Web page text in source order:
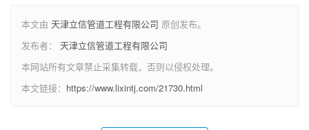
本文由 天津立信管道工程有限公司 原创发布。
发布者： 天津立信管道工程有限公司
本网站所有文章禁止采集转载，否则以侵权处理。
本文链接： https://www.lixintj.com/21730.html